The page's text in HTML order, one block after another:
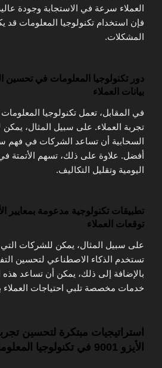
العملاء سرعة في الاستجابة وجودة
فإن استخدام تكنولوجيا المعلومات قد
المشكلات.
دور تكنولوجيا المعلومات في تحسين
بيانات العملاء
في المقابل، تعمل تكنولوجيا
تجربة العملاء. على سبيل المثال، يمكن
السحابية أن تساعد الشركات في فهم
أفضل. علاوة على ذلك، تسهم الأتمتة
اليومية وتقليل التكاليف.
توقعات العملاء
تستخدم الذكاء الاصطناعي لتحسين
بالإضافة إلى ذلك، يمكن أن تساعد هذه
خدمات مخصصة تلبي احتياجات العملاء
استراتيجيات مبتكرة لتحسين
الأيزو 9001 في تكنولوجيا المعلومات